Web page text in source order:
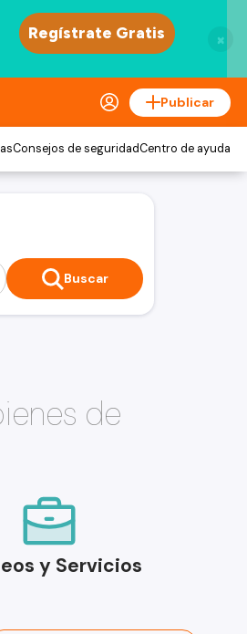
×
Publicar
Consejos de seguridadCentro de ayuda
Buscar
de
y Servicios